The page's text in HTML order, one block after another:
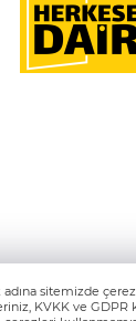
sitemizde çerez
KVKK ve GDPR